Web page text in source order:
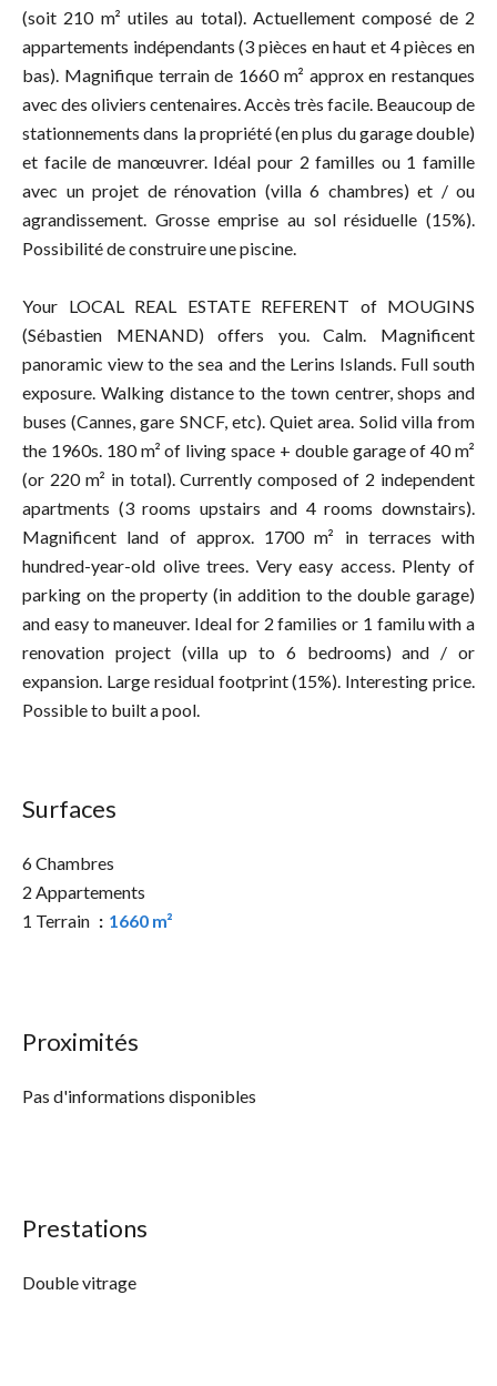
(soit 210 m² utiles au total). Actuellement composé de 2
appartements indépendants (3 pièces en haut et 4 pièces en
bas). Magnifique terrain de 1660 m² approx en restanques
avec des oliviers centenaires. Accès très facile. Beaucoup de
stationnements dans la propriété (en plus du garage double)
et facile de manœuvrer. Idéal pour 2 familles ou 1 famille
avec un projet de rénovation (villa 6 chambres) et / ou
agrandissement. Grosse emprise au sol résiduelle (15%).
Possibilité de construire une piscine.
Your LOCAL REAL ESTATE REFERENT of MOUGINS
(Sébastien MENAND) offers you. Calm. Magnificent
panoramic view to the sea and the Lerins Islands. Full south
exposure. Walking distance to the town centrer, shops and
buses (Cannes, gare SNCF, etc). Quiet area. Solid villa from
the 1960s. 180 m² of living space + double garage of 40 m²
(or 220 m² in total). Currently composed of 2 independent
apartments (3 rooms upstairs and 4 rooms downstairs).
Magnificent land of approx. 1700 m² in terraces with
hundred-year-old olive trees. Very easy access. Plenty of
parking on the property (in addition to the double garage)
and easy to maneuver. Ideal for 2 families or 1 familu with a
renovation project (villa up to 6 bedrooms) and / or
expansion. Large residual footprint (15%). Interesting price.
Possible to built a pool.
Surfaces
6 Chambres
2 Appartements
1 Terrain
1660 m²
Proximités
Pas d'informations disponibles
Prestations
Double vitrage